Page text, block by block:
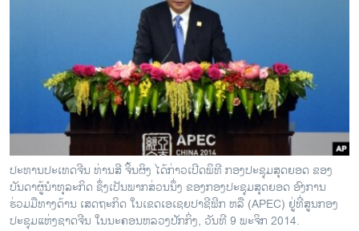
ອິດສະຫຼະພາບດ້ານການຂ່າວ
ຊຸມຊົນຊາວລາວ
ວິທະຍາສາດ-ເທັກໂນໂລຈີ
ທຸລະກິດ
ພາສາອັງກິດ
ວີດີໂອ
ສຽງ
ປະທານປະເທດຈີນ ທ່ານສີ ຈິ້ນຜິງ ໄດ້ກ່າວເປີດພິທີ ກອງປະຊຸມສຸດຍອດ ຂອງ
ບັນດາຜູ້ນຳທຸລະກິດ ຊຶ່ງເປັນພາກສ່ວນນຶ່ງ ຂອງກອງປະຊຸມສຸດຍອດ ອົງການ
ຮ່ວມມືທາງດ້ານ ເສດຖະກິດ ໃນເຂດເອເຊຍປາຊີຟິກ ຫລື (APEC) ຢູ່ທີ່ສູນກອງ
ປະຊຸມແຫ່ງຊາດຈີນ ໃນນະຄອນຫລວງປັກກິ່ງ, ວັນທີ 9 ພະຈິກ 2014.